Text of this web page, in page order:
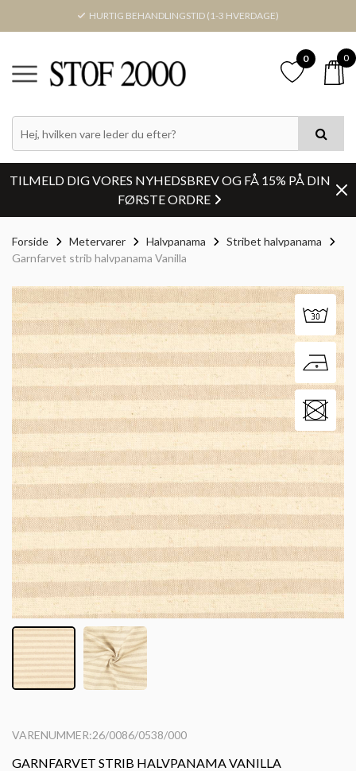
HURTIG BEHANDLINGSTID (1-3 HVERDAGE)
0 0
TILMELD DIG VORES NYHEDSBREV OG FÅ 15% PÅ DIN
FØRSTE ORDRE
Forside Metervarer Halvpanama
Stribet halvpanama
Garnfarvet strib halvpanama Vanilla
VARENUMMER:26/0086/0538/000
GARNFARVET STRIB HALVPANAMA VANILLA